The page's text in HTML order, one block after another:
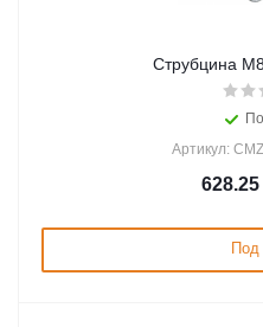
Струбцина
Артикул:
628.25
Под